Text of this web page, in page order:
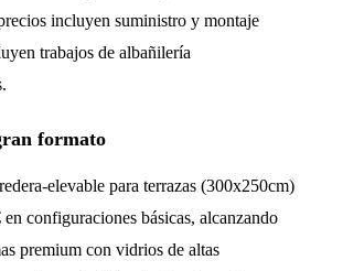
incluyen suministro y montaje
trabajos de albañilería
formato
elevable para terrazas (300x250cm)
configuraciones básicas, alcanzando
premium con vidrios de altas